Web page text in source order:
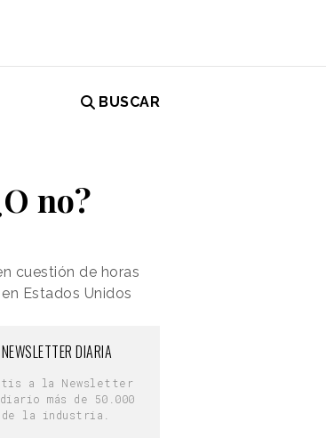
BUSCAR
no?
cuestión de horas
Estados Unidos
DIARIA
a la Newsletter
más de 50.000
la industria.